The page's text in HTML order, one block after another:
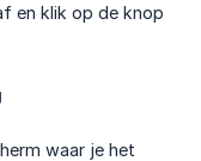
en klik op de knop
waar je het